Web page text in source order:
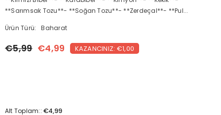
**Sarımsak Tozu**- **Soğan Tozu**- **Zerdeçal**- **Pul...
Ürün Türü: Baharat
€5,99 €4,99 KAZANCINIZ: €1,00
Alt Toplam::€4,99